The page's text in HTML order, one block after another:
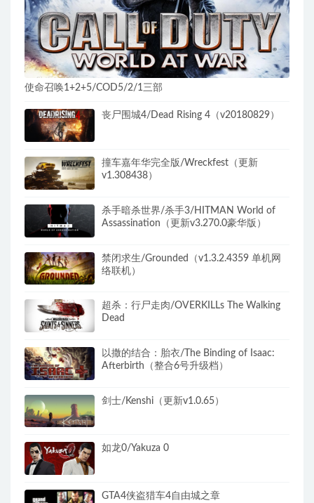
使命召唤1+2+5/COD5/2/1三部
丧尸围城4/Dead Rising 4（v20180829）
撞车嘉年华完全版/Wreckfest（更新
v1.308438）
杀手暗杀世界/杀手3/HITMAN World of
Assassination（更新v3.270.0豪华版）
禁闭求生/Grounded（v1.3.2.4359 单机网
络联机）
超杀：行尸走肉/OVERKILLs The Walking
Dead
以撒的结合：胎衣/The Binding of Isaac:
Afterbirth（整合6号升级档）
剑士/Kenshi（更新v1.0.65）
如龙0/Yakuza 0
GTA4侠盗猎车4自由城之章